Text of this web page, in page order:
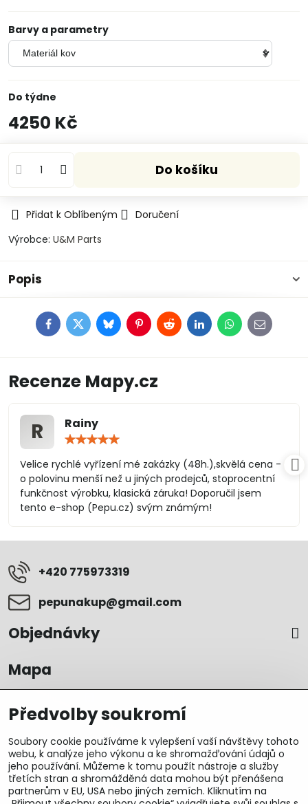
Barvy a parametry
Do týdne
4250 Kč
Do košíku
Přidat k Oblíbeným
Doručení
Výrobce: U&M Parts
Popis
FacebookTwitterBlueskyPinterestRedditLinkedInWhatsApp
E-
mail
Recenze Mapy.cz
R Rainy
/
5
Velice rychlé vyřízení mé zakázky (48h.),skvělá cena -
o polovinu menší než u jiných prodejců, stoprocentní
funkčnost výrobku, klasická záruka! Doporučil jsem
tento e-shop (Pepu.cz) svým známým!
+420 775973319
pepunakup​@gmail​.com
Objednávky
Mapa
Předvolby soukromí
Soubory cookie používáme k vylepšení vaší návštěvy tohoto
webu, k analýze jeho výkonu a ke shromažďování údajů o
jeho používání. Můžeme k tomu použít nástroje a služby
třetích stran a shromážděná data mohou být přenášena
partnerům v EU, USA nebo jiných zemích. Kliknutím na